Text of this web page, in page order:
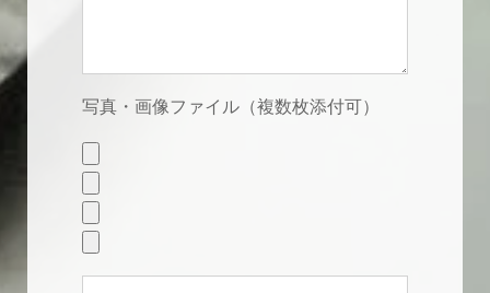
写真・画像ファイル（複数枚添付可）